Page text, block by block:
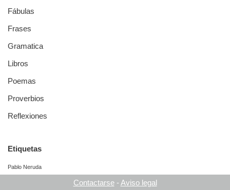
Fábulas
Frases
Gramatica
Libros
Poemas
Proverbios
Reflexiones
Etiquetas
Pablo Neruda
Contactarse- Aviso legal